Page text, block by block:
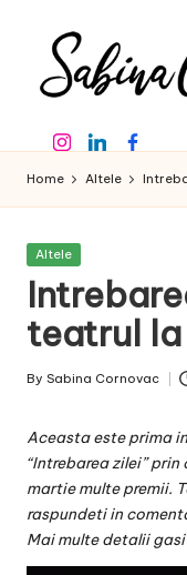
content
a
b
in
a
C
o
r
n
o
v
a
creator
de
16
InstagramLinkedinFacebook
Home Altele
Posted
Altele
teatrul
Posted
By Sabina Cornovac
Aceasta este prima
“Intrebarea zilei”
martie multe premii.
raspundeti in
Mai multe detalii